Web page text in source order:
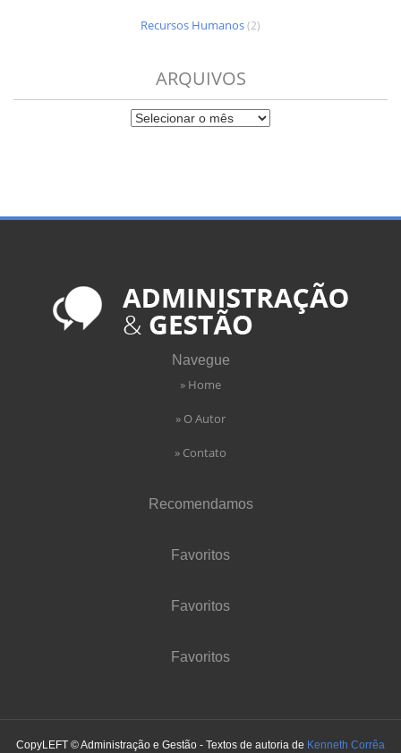
Recursos Humanos(2)
ARQUIVOS
Navegue
» Home
» O Autor
» Contato
Recomendamos
Favoritos
Favoritos
Favoritos
CopyLEFT © Administração e Gestão - Textos de autoria de Kenneth Corrêa